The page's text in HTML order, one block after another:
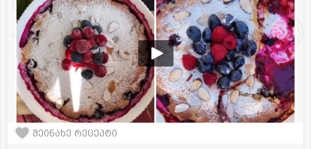
შეინახე რეცეპტი